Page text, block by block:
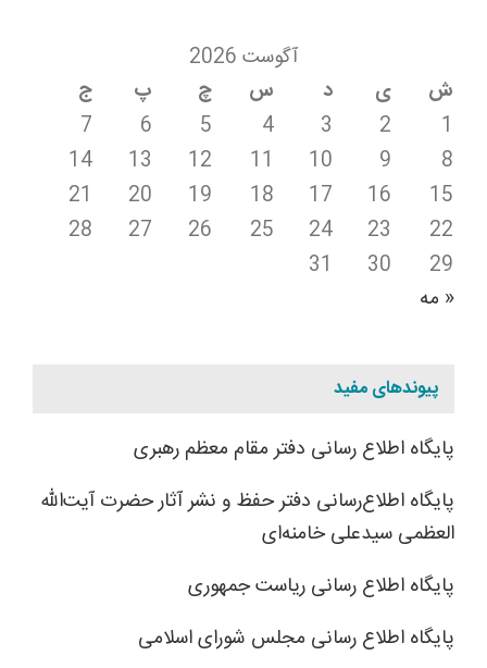
آگوست 2026
ش
ی د س چ پ
ج
1
2
3
4
5
6
7
8
9
10
11
12
13
14
15
16
17
18
19
20
21
22
23
24
25
26
27
28
29
30
31
« مه
پیوندهای مفید
پایگاه اطلاع رسانی دفتر مقام معظم رهبری
پایگاه اطلاع‌رسانی دفتر حفظ و نشر آثار حضرت آیت‌الله
العظمی سیدعلی خامنه‌ای
پایگاه اطلاع رسانی ریاست جمهوری
پایگاه اطلاع رسانی مجلس شورای اسلامی